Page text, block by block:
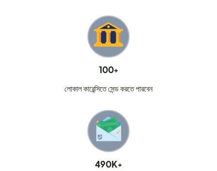
100+
লোকাল কারেন্সিতে সেন্ড করতে পারবেন
490K+